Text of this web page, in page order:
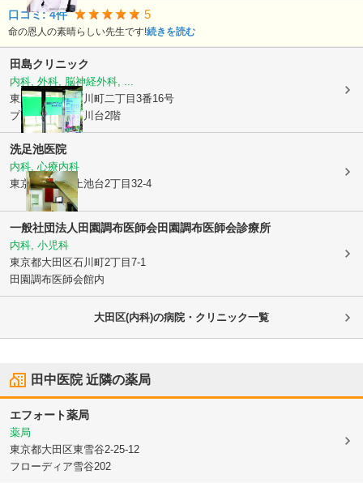
口コミ:4件 5
命の恩人の素晴らしい先生です!続きを読む
田島クリニック
内科, 外科, 脳神経外科, ...
東京都大田区石川町二丁目3番16号
プレステート石川台2階
洗足池医院
内科, 心療内科
東京都大田区上池台2丁目32-4
一般社団法人田園調布医師会田園調布医師会診療所
内科, 小児科
東京都大田区石川町2丁目7-1
田園調布医師会館内
大田区(内科)の病院・クリニック一覧
田中医院近隣の薬局
エフォート薬局
薬局
東京都大田区東雪谷2-25-12
フローディア雪谷202